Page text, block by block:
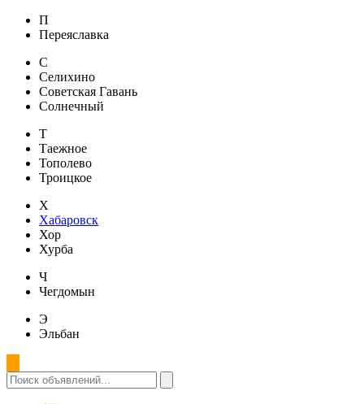
П
Переяславка
С
Селихино
Советская Гавань
Солнечный
Т
Таежное
Тополево
Троицкое
Х
Хабаровск
Хор
Хурба
Ч
Чегдомын
Э
Эльбан